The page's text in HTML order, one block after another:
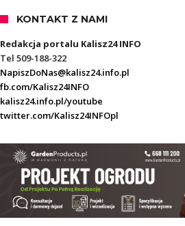
KONTAKT Z NAMI
Redakcja portalu Kalisz24 INFO
Tel 509-188-322
NapiszDoNas@kalisz24.info.pl
fb.com/Kalisz24INFO
kalisz24.info.pl/youtube
twitter.com/Kalisz24INFOpl